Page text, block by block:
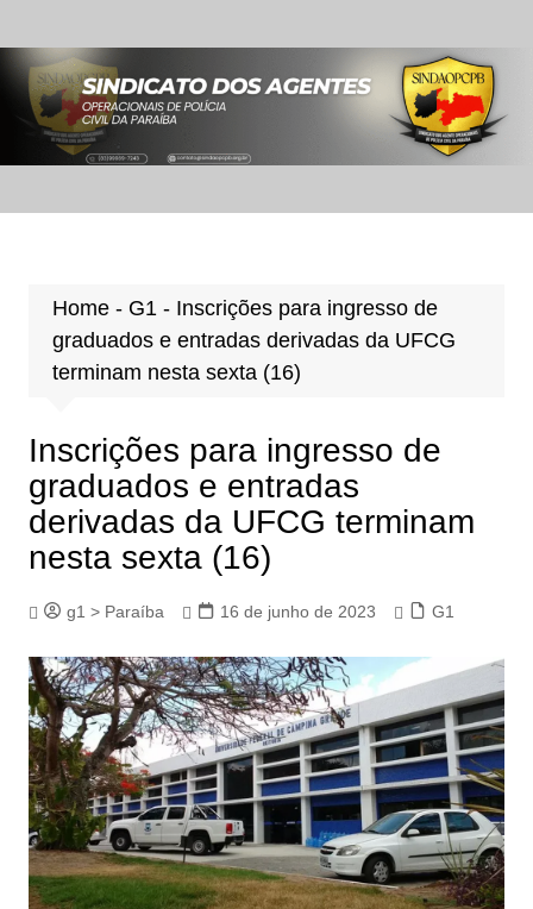
para
conteúdo
Home- G1 - Inscrições para ingresso de
graduados e entradas derivadas da UFCG
terminam nesta sexta (16)
Inscrições para ingresso de
graduados e entradas
derivadas da UFCG terminam
nesta sexta (16)
g1 > Paraíba 16 de junho de 2023 G1